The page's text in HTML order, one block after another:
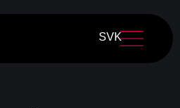
SVK